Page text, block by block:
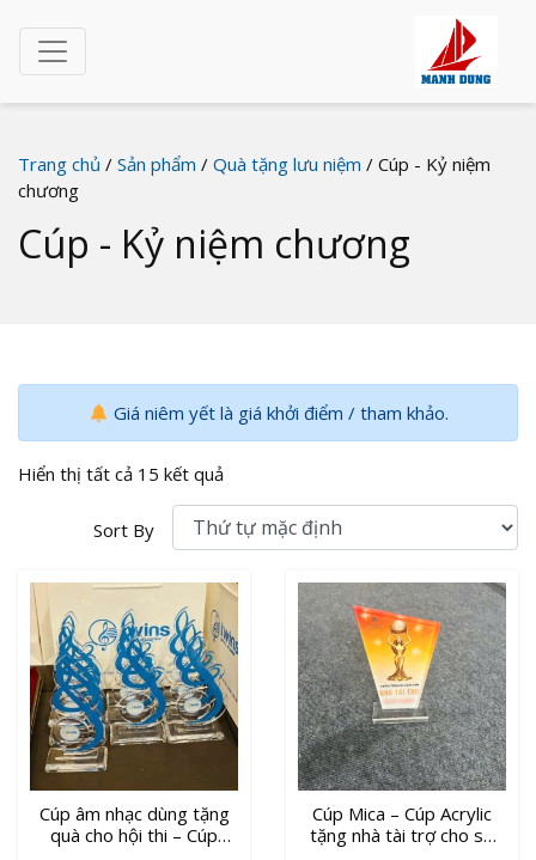
Trang chủ / Sản phẩm / Quà tặng lưu niệm / Cúp - Kỷ niệm
chương
Cúp - Kỷ niệm chương
Giá niêm yết là giá khởi điểm / tham khảo.
Hiển thị tất cả 15 kết quả
Sort By
Cúp âm nhạc dùng tặng
quà cho hội thi – Cúp
Cúp Mica – Cúp Acrylic
tặng nhà tài trợ cho sự